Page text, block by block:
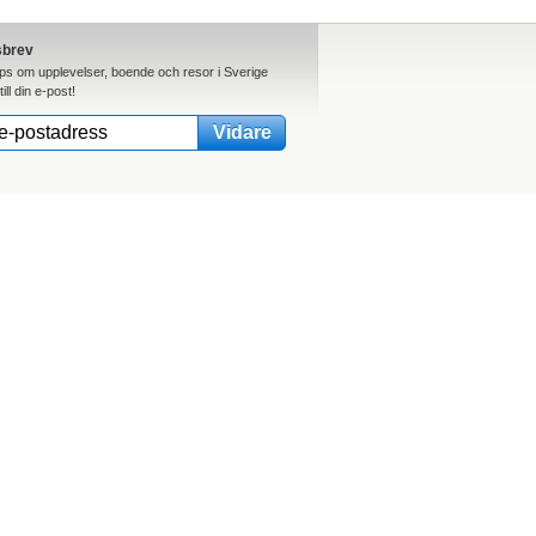
om upplevelser, boende och resor i Sverige
din e-post!